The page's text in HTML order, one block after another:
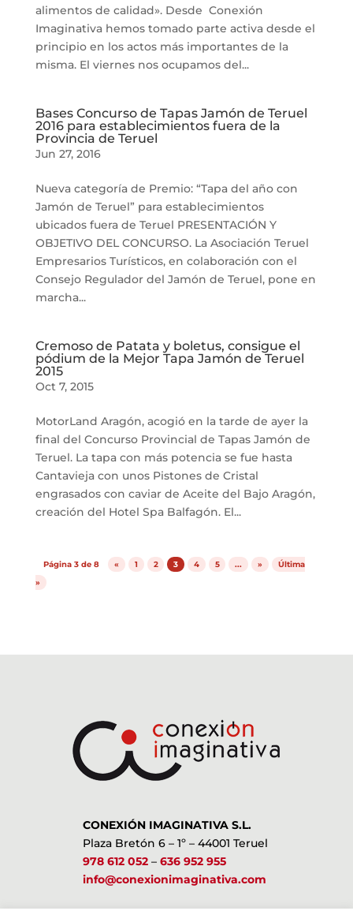
alimentos de calidad». Desde Conexión
Imaginativa hemos tomado parte activa desde el
principio en los actos más importantes de la
misma. El viernes nos ocupamos del...
Bases Concurso de Tapas Jamón de Teruel
2016 para establecimientos fuera de la
Provincia de Teruel
Jun 27, 2016
Nueva categoría de Premio: “Tapa del año con
Jamón de Teruel” para establecimientos
ubicados fuera de Teruel PRESENTACIÓN Y
OBJETIVO DEL CONCURSO. La Asociación Teruel
Empresarios Turísticos, en colaboración con el
Consejo Regulador del Jamón de Teruel, pone en
marcha...
Cremoso de Patata y boletus, consigue el
pódium de la Mejor Tapa Jamón de Teruel
2015
Oct 7, 2015
MotorLand Aragón, acogió en la tarde de ayer la
final del Concurso Provincial de Tapas Jamón de
Teruel. La tapa con más potencia se fue hasta
Cantavieja con unos Pistones de Cristal
engrasados con caviar de Aceite del Bajo Aragón,
creación del Hotel Spa Balfagón. El...
Página 3 de 8 « 1 2 3 4 5 ... » Última
»
CONEXIÓN IMAGINATIVA S.L.
Plaza Bretón 6 – 1º – 44001 Teruel
978 612 052– 636 952 955
info@conexionimaginativa.com